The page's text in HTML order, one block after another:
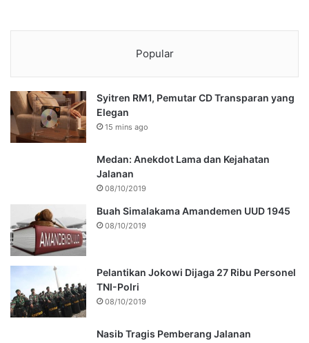
Popular
Syitren RM1, Pemutar CD Transparan yang
Elegan
15 mins ago
Medan: Anekdot Lama dan Kejahatan
Jalanan
08/10/2019
Buah Simalakama Amandemen UUD 1945
08/10/2019
Pelantikan Jokowi Dijaga 27 Ribu Personel
TNI-Polri
08/10/2019
Nasib Tragis Pemberang Jalanan